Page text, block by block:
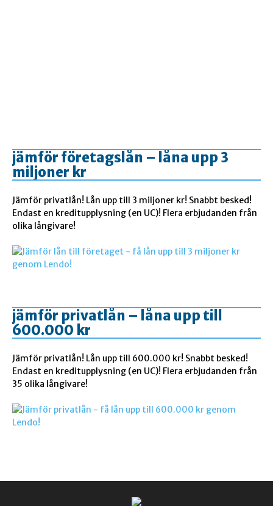
jämför företagslån – låna upp 3
miljoner kr
Jämför privatlån! Lån upp till 3 miljoner kr! Snabbt besked!
Endast en kreditupplysning (en UC)! Flera erbjudanden från
olika långivare!
jämför privatlån – låna upp till
600.000 kr
Jämför privatlån! Lån upp till 600.000 kr! Snabbt besked!
Endast en kreditupplysning (en UC)! Flera erbjudanden från
35 olika långivare!